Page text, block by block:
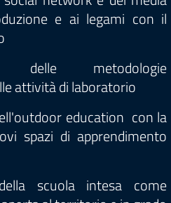
e ai legami con il
delle metodologie
attività di laboratorio
education con la
spazi di apprendimento
scuola intesa come